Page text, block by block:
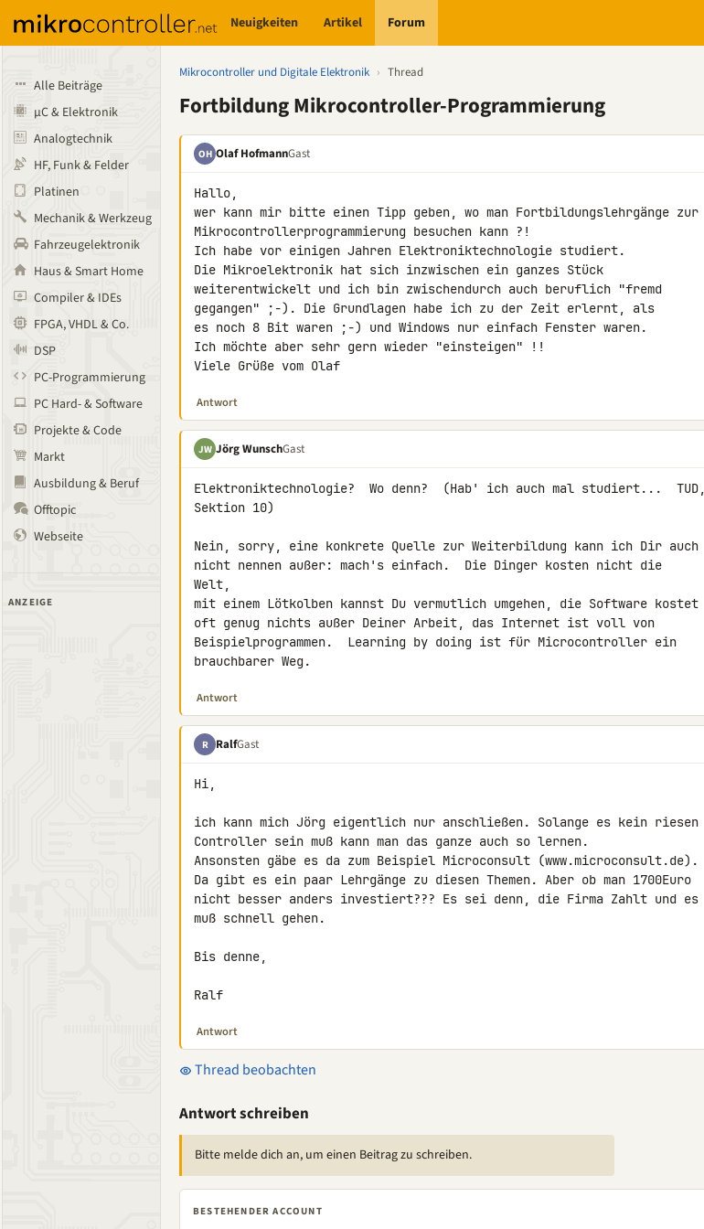
Neuigkeiten Artikel Forum
Alle Beiträge
µC & Elektronik
Analogtechnik
HF, Funk & Felder
Platinen
Mechanik & Werkzeug
Fahrzeugelektronik
Haus & Smart Home
Compiler & IDEs
FPGA, VHDL & Co.
DSP
PC-Programmierung
PC Hard- & Software
Projekte & Code
Markt
Ausbildung & Beruf
Offtopic
Webseite
ANZEIGE
Mikrocontroller und Digitale Elektronik › Thread
Fortbildung Mikrocontroller-Programmierung
OH Olaf HofmannGast
Hallo,
wer kann mir bitte einen Tipp geben, wo man Fortbildungslehrgänge zur
Mikrocontrollerprogrammierung besuchen kann ?!
Ich habe vor einigen Jahren Elektroniktechnologie studiert.
Die Mikroelektronik hat sich inzwischen ein ganzes Stück
weiterentwickelt und ich bin zwischendurch auch beruflich "fremd
gegangen" ;-). Die Grundlagen habe ich zu der Zeit erlernt, als
es noch 8 Bit waren ;-) und Windows nur einfach Fenster waren.
Ich möchte aber sehr gern wieder "einsteigen" !!
Viele Grüße vom Olaf
Antwort
JW Jörg WunschGast
Elektroniktechnologie?  Wo denn?  (Hab' ich auch mal studiert...  TUD,
Sektion 10)
Nein, sorry, eine konkrete Quelle zur Weiterbildung kann ich Dir auch
nicht nennen außer: mach's einfach.  Die Dinger kosten nicht die
Welt,
mit einem Lötkolben kannst Du vermutlich umgehen, die Software kostet
oft genug nichts außer Deiner Arbeit, das Internet ist voll von
Beispielprogrammen.  Learning by doing ist für Microcontroller ein
brauchbarer Weg.
Antwort
R RalfGast
Hi,
ich kann mich Jörg eigentlich nur anschließen. Solange es kein riesen
Controller sein muß kann man das ganze auch so lernen.
Ansonsten gäbe es da zum Beispiel Microconsult (www.microconsult.de).
Da gibt es ein paar Lehrgänge zu diesen Themen. Aber ob man 1700Euro
nicht besser anders investiert??? Es sei denn, die Firma Zahlt und es
muß schnell gehen.
Bis denne,
Ralf
Antwort
Thread beobachten
Antwort schreiben
Bitte melde dich an, um einen Beitrag zu schreiben.
BESTEHENDER ACCOUNT